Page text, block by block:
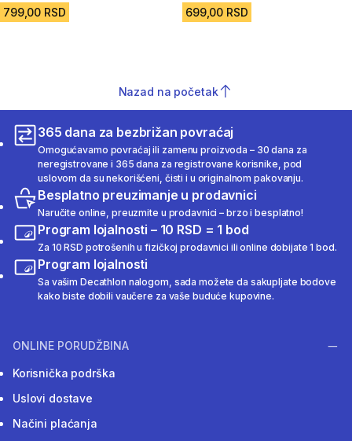
799,00 RSD 699,00 RSD
Nazad na početak
365 dana za bezbrižan povraćaj
Omogućavamo povraćaj ili zamenu proizvoda – 30 dana za
neregistrovane i 365 dana za registrovane korisnike, pod
uslovom da su nekorišćeni, čisti i u originalnom pakovanju.
Besplatno preuzimanje u prodavnici
Naručite online, preuzmite u prodavnici – brzo i besplatno!
Program lojalnosti – 10 RSD = 1 bod
Za 10 RSD potrošenih u fizičkoj prodavnici ili online dobijate 1 bod.
Program lojalnosti
Sa vašim Decathlon nalogom, sada možete da sakupljate bodove
kako biste dobili vaučere za vaše buduće kupovine.
ONLINE PORUDŽBINA
Korisnička podrška
Uslovi dostave
Načini plaćanja